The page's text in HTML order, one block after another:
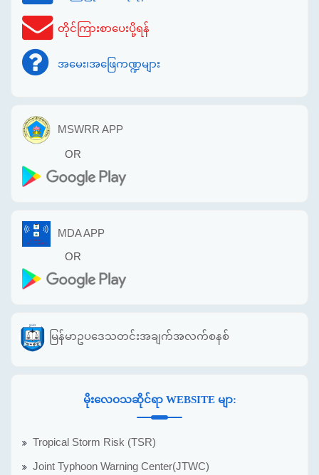
တိုင်ကြားစာပေးပို့ရန်
အမေး၊အဖြေကဏ္ဍများ
MSWRR APP
OR
MDA APP
OR
မြန်မာဥပဒေသတင်းအချက်အလက်စနစ်
မိုးလေဝသဆိုင်ရာ WEBSITE မျာ:
Tropical Storm Risk (TSR)
Joint Typhoon Warning Center(JTWC)